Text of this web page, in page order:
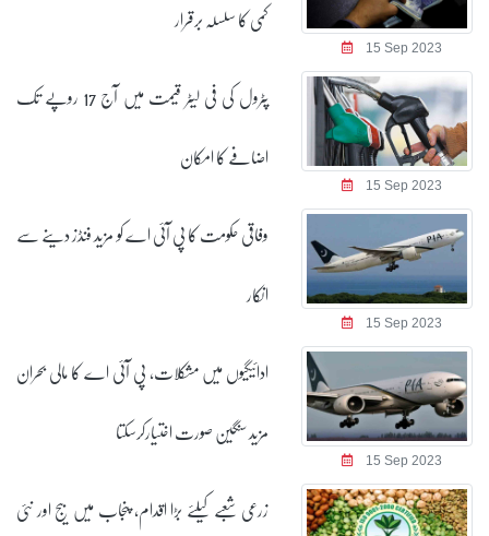
15 Sep 2023
کمی کا سلسلہ برقرار
15 Sep 2023
پٹرول کی فی لیٹر قیمت میں آج 17 روپے تک
اضافے کا امکان
15 Sep 2023
وفاقی حکومت کا پی آئی اے کو مزید فنڈز دینے سے
انکار
15 Sep 2023
ادائیگیوں میں مشکلات، پی آئی اے کا مالی بحران
مزید سنگین صورت اختیارکرسکتا
زرعی شعبے کیلئے بڑا اقدام، پنجاب میں بیج اور نئی